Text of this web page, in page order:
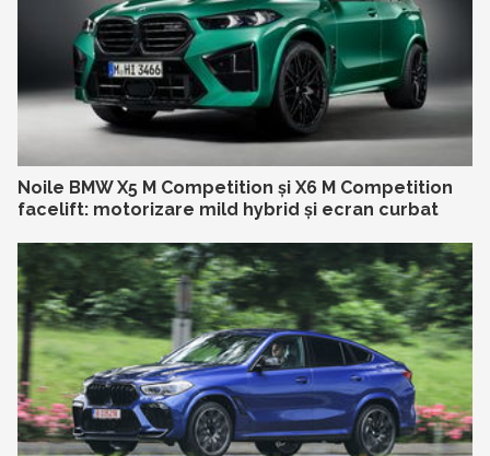
Noile BMW X5 M Competition și X6 M Competition
facelift: motorizare mild hybrid și ecran curbat